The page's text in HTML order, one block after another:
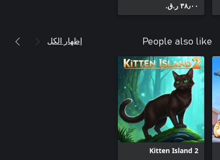
StoryBlocks
٣٨٫٠٠ ر.ق.‏
People also like إظهار الكل
Kitten Island 2